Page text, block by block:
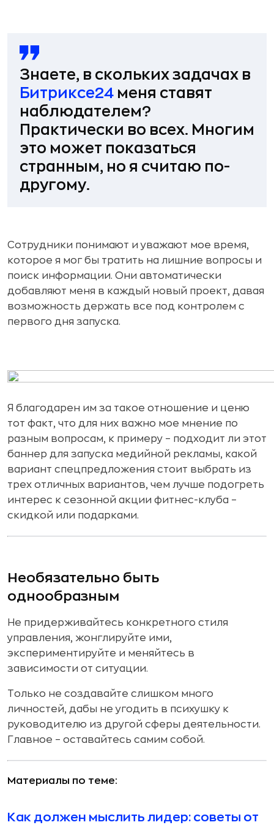
Знаете, в скольких задачах в
Битриксе24 меня ставят
наблюдателем?
Практически во всех. Многим
это может показаться
странным, но я считаю по-
другому.
Сотрудники понимают и уважают мое время,
которое я мог бы тратить на лишние вопросы и
поиск информации. Они автоматически
добавляют меня в каждый новый проект, давая
возможность держать все под контролем с
первого дня запуска.
Я благодарен им за такое отношение и ценю
тот факт, что для них важно мое мнение по
разным вопросам, к примеру – подходит ли этот
баннер для запуска медийной рекламы, какой
вариант спецпредложения стоит выбрать из
трех отличных вариантов, чем лучше подогреть
интерес к сезонной акции фитнес-клуба –
скидкой или подарками.
Необязательно быть
однообразным
Не придерживайтесь конкретного стиля
управления, жонглируйте ими,
экспериментируйте и меняйтесь в
зависимости от ситуации.
Только не создавайте слишком много
личностей, дабы не угодить в психушку к
руководителю из другой сферы деятельности.
Главное – оставайтесь самим собой.
Материалы по теме:
Как должен мыслить лидер: советы от